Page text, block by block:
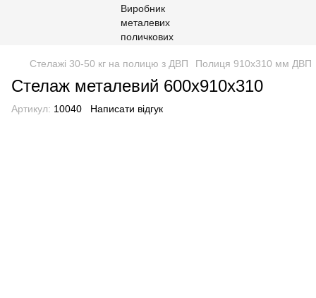
Стелажі 30-50 кг на полицю з ДВП Полиця 910х310 мм ДВП
Стелаж металевий 600х910х310
Артикул: 10040 Написати відгук